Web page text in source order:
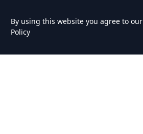
By using this website you agree to our
Policy